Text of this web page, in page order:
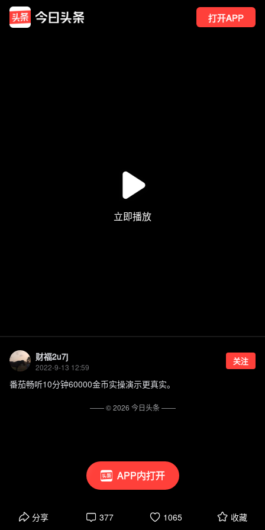
打开APP
APP内打开
财福2u7j
2022-9-13 12:59
关注
番茄畅听10分钟60000金币实操演示更真实。
分享 377 1065 收藏
—— ©2026 今日头条——